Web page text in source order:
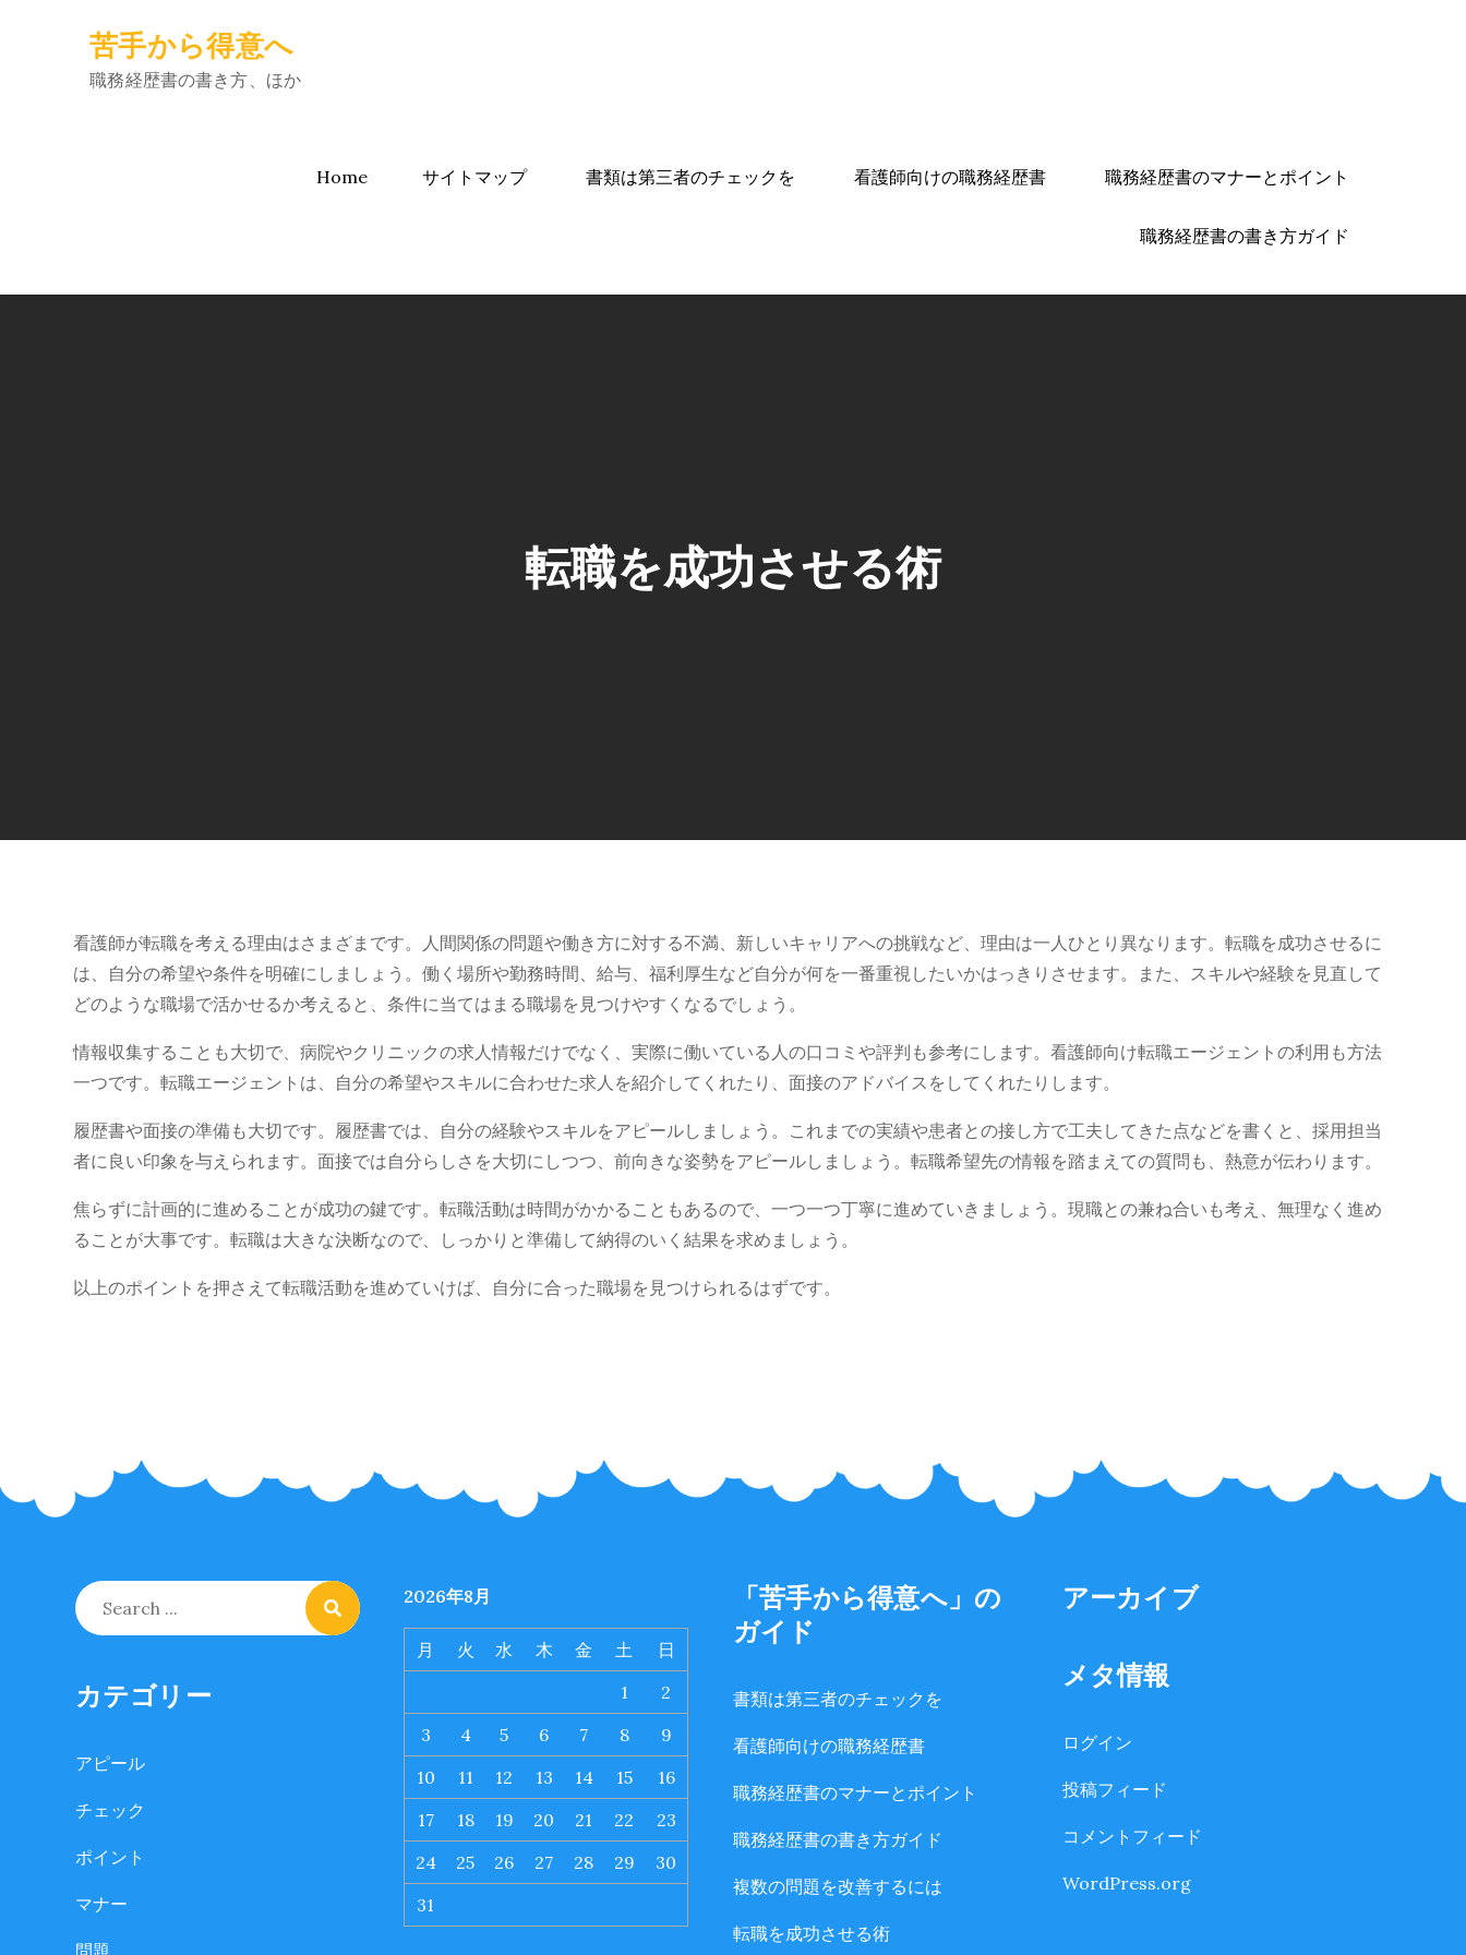
苦手から得意へ
職務経歴書の書き方、ほか
Home サイトマップ 書類は第三者のチェックを 看護師向けの職務経歴書 職務経歴書のマナーとポイント
職務経歴書の書き方ガイド
転職を成功させる術
看護師が転職を考える理由はさまざまです。人間関係の問題や働き方に対する不満、新しいキャリアへの挑戦など、理由は一人ひとり異なります。転職を成功させるに
は、自分の希望や条件を明確にしましょう。働く場所や勤務時間、給与、福利厚生など自分が何を一番重視したいかはっきりさせます。また、スキルや経験を見直して
どのような職場で活かせるか考えると、条件に当てはまる職場を見つけやすくなるでしょう。
情報収集することも大切で、病院やクリニックの求人情報だけでなく、実際に働いている人の口コミや評判も参考にします。看護師向け転職エージェントの利用も方法
一つです。転職エージェントは、自分の希望やスキルに合わせた求人を紹介してくれたり、面接のアドバイスをしてくれたりします。
履歴書や面接の準備も大切です。履歴書では、自分の経験やスキルをアピールしましょう。これまでの実績や患者との接し方で工夫してきた点などを書くと、採用担当
者に良い印象を与えられます。面接では自分らしさを大切にしつつ、前向きな姿勢をアピールしましょう。転職希望先の情報を踏まえての質問も、熱意が伝わります。
焦らずに計画的に進めることが成功の鍵です。転職活動は時間がかかることもあるので、一つ一つ丁寧に進めていきましょう。現職との兼ね合いも考え、無理なく進め
ることが大事です。転職は大きな決断なので、しっかりと準備して納得のいく結果を求めましょう。
以上のポイントを押さえて転職活動を進めていけば、自分に合った職場を見つけられるはずです。
Search
for:
カテゴリー
アピール
チェック
ポイント
マナー
問題
2026年8月
月 火 水 木 金 土
日
1
2
3
4 5 6 7 8
9
10
11 12 13 14 15
16
17
18 19 20 21 22
23
24
25 26 27 28 29
30
31
「苦手から得意へ」の
ガイド
書類は第三者のチェックを
看護師向けの職務経歴書
職務経歴書のマナーとポイント
職務経歴書の書き方ガイド
複数の問題を改善するには
転職を成功させる術
アーカイブ
メタ情報
ログイン
投稿フィード
コメントフィード
WordPress.org